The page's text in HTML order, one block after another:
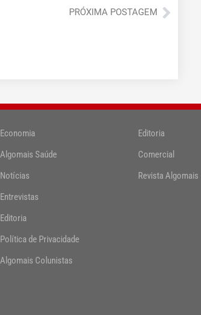
PRÓXIMA POSTAGEM
Economia
Algomais Saúde
Notícias
Entrevistas
Editoria
Política de Privacidade
Algomais Colunistas
Editoria
Comercial
Revista Algomais